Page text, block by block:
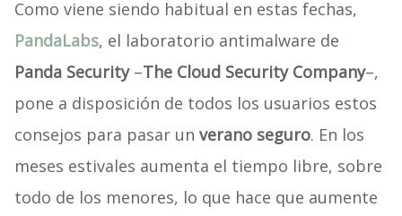
Como viene siendo habitual en estas fechas,
PandaLabs, el laboratorio antimalware de
Panda Security–The Cloud Security Company–,
pone a disposición de todos los usuarios estos
consejos para pasar un verano seguro. En los
meses estivales aumenta el tiempo libre, sobre
todo de los menores, lo que hace que aumente